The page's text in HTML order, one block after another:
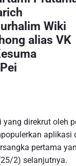
Wiki
alias VK
yang direkrut oleh
aplikasi
pertama
2) selanjutnya.